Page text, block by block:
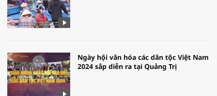
Ngày hội văn hóa các dân tộc Việt Nam
2024 sắp diễn ra tại Quảng Trị